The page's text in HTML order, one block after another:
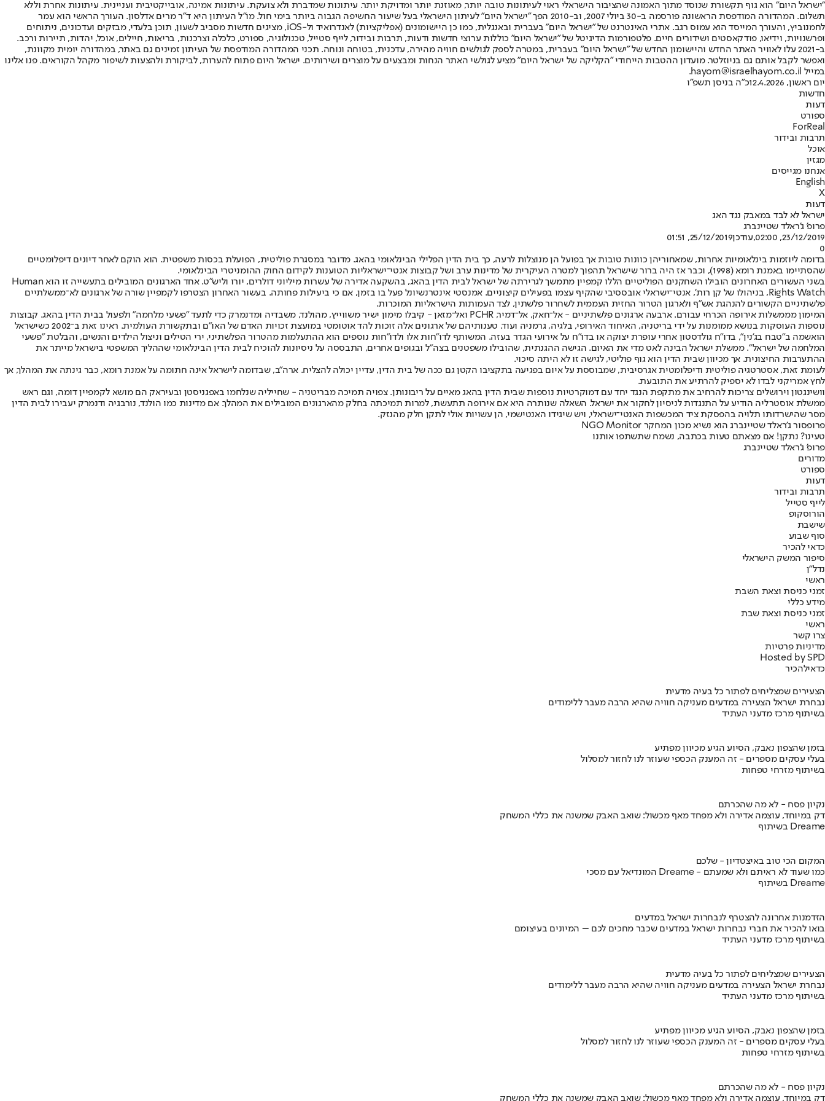
"ישראל היום" הוא גוף תקשורת שנוסד מתוך האמונה שהציבור הישראלי ראוי לעיתונות טובה יותר, מאוזנת יותר ומדויקת יותר. עיתונות שמדברת ולא צועקת. עיתונות אמינה, אובייקטיבית ועניינית. עיתונות אחרת וללא
תשלום. המהדורה המודפסת הראשונה פורסמה ב-30 ביולי 2007, וב-2010 הפך "ישראל היום" לעיתון הישראלי בעל שיעור החשיפה הגבוה ביותר בימי חול. מו"ל העיתון היא ד"ר מרים אדלסון. העורך הראשי הוא עמר
לחמנוביץ, והעורך המייסד הוא עמוס רגב. אתרי האינטרנט של "ישראל היום" בעברית ובאנגלית, כמו כן היישומונים (אפליקציות) לאנדרואיד ול-iOS, מציגים חדשות מסביב לשעון, תוכן בלעדי, מבזקים ועדכונים, ניתוחים
ופרשנויות, וידיאו, פודקאסטים ושידורים חיים. פלטפורמות הדיגיטל של "ישראל היום" כוללות ערוצי חדשות ודעות, תרבות ובידור, לייף סטייל, טכנולוגיה, ספורט, כלכלה וצרכנות, בריאות, חיילים, אוכל, יהדות, תיירות ורכב.
ב-2021 עלו לאוויר האתר החדש והיישומון החדש של "ישראל היום" בעברית, במטרה לספק לגולשים חוויה מהירה, עדכנית, בטוחה ונוחה. תכני המהדורה המודפסת של העיתון זמינים גם באתר, במהדורה יומית מקוונת,
ואפשר לקבל אותם גם בניוזלטר. מועדון ההטבות הייחודי "הקליקה של ישראל היום" מציע לגולשי האתר הנחות ומבצעים על מוצרים ושירותים. ישראל היום פתוח להערות, לביקורת ולהצעות לשיפור מקהל הקוראים. פנו אלינו
במייל hayom@israelhayom.co.il.
יום ראשון, 12.4.2026
כ"ה בניסן תשפ"ו
חדשות
דעות
ספורט
ForReal
תרבות ובידור
אוכל
מגזין
אנחנו מגייסים
English
X
דעות
ישראל לא לבד במאבק נגד האג
פרופ' ג'ראלד שטיינברג
23/12/2019, 02:00
,עודכן25/12/2019, 01:51
0
בדומה ליוזמות בינלאומיות אחרות, שמאחוריהן כוונות טובות אך בפועל הן מנוצלות לרעה, כך בית הדין הפלילי הבינלאומי בהאג. מדובר במסגרת פוליטית, הפועלת בכסות משפטית. הוא הוקם לאחר דיונים דיפלומטיים
שהסתיימו באמנת רומא (1998), וכבר אז היה ברור שישראל תהפוך למטרה העיקרית של מדינות ערב ושל קבוצות אנטי־ישראליות הטוענות לקידום החוק ההומניטרי הבינלאומי.
בשני העשורים האחרונים הובילו השחקנים הפוליטיים הללו קמפיין מתמשך לגרירתה של ישראל לבית הדין בהאג, בהשקעה אדירה של עשרות מיליוני דולרים, יורו וליש"ט. אחד הארגונים המובילים בתעשייה זו הוא Human
Rights Watch, בניהולו של קן רות', אנטי־ישראלי אובססיבי שהקיף עצמו בפעילים קיצוניים. אמנסטי אינטרנשיונל פעל בו בזמן, אם כי ביעילות פחותה. בעשור האחרון הצטרפו לקמפיין שורה של ארגונים לא־ממשלתיים
פלשתיניים הקשורים להנהגת אש"ף ולארגון הטרור החזית העממית לשחרור פלשתין, לצד העמותות הישראליות המוכרות.
המימון מממשלות אירופה הכרחי עבורם. ארבעה ארגונים פלשתיניים - אל־חאק, אל־דמיר, PCHR ואל־מזאן - קיבלו מימון ישיר משווייץ, מהולנד, משבדיה ומדנמרק כדי לתעד "פשעי מלחמה" ולפעול בבית הדין בהאג. קבוצות
נוספות העוסקות בנושא ממומנות על ידי בריטניה, האיחוד האירופי, בלגיה, גרמניה ועוד. טענותיהם של ארגונים אלה זוכות להד אוטומטי במועצת זכויות האדם של האו"ם ובתקשורת העולמית. ראינו זאת ב־2002 כשישראל
הואשמה ב"טבח בג'נין", בדו"ח גולדסטון אחרי עופרת יצוקה או בדו"ח על אירועי הגדר בעזה. המשותף לדו"חות אלו ולדו"חות נוספים הוא ההתעלמות מהטרור הפלשתיני, ירי הטילים וניצול הילדים והנשים, והבלטת "פשעי
המלחמה של ישראל". ממשלת ישראל הבינה לאט מדי את האיום. הגישה ההגנתית, שהובילו משפטנים בצה"ל ובגופים אחרים, התבססה על ניסיונות להוכיח לבית הדין הבינלאומי שההליך המשפטי בישראל מייתר את
ההתערבות החיצונית. אך מכיוון שבית הדין הוא גוף פוליטי, לגישה זו לא היתה סיכוי.
לעומת זאת, אסטרטגיה פוליטית ודיפלומטית אגרסיבית, שמבוססת על איום בפגיעה בתקציבו הקטן גם ככה של בית הדין, עדיין יכולה להצליח. ארה"ב, שבדומה לישראל אינה חתומה על אמנת רומא, כבר גינתה את המהלך, אך
לחץ אמריקני לבדו לא יספיק להרתיע את התובעת.
וושינגטון וירושלים צריכות להרחיב את מתקפת הנגד יחד עם דמוקרטיות נוספות שבית הדין בהאג מאיים על ריבונותן. צפויה תמיכה מבריטניה - שחייליה שנלחמו באפגניסטן ובעיראק הם מושא לקמפיין דומה, וגם ראש
ממשלת אוסטרליה הודיע על התנגדות לניסיון לחקור את ישראל. השאלה שנותרה היא אם אירופה תתעשת, למרות תמיכתה בחלק מהארגונים המובילים את המהלך. אם מדינות כמו הולנד, נורבגיה ודנמרק יעבירו לבית הדין
מסר שהישרדותו תלויה בהפסקת ציד המכשפות האנטי־ישראלי, ויש שיגידו האנטישמי, הן עשויות אולי לתקן חלק מהנזק.
פרופסור ג'ראלד שטיינברג הוא נשיא מכון המחקר NGO Monitor
טעינו? נתקן! אם מצאתם טעות בכתבה, נשמח שתשתפו אותנו
פרופ' ג'ראלד שטיינברג
מדורים
ספורט
דעות
תרבות ובידור
לייף סטייל
הורוסקופ
שישבת
סוף שבוע
כדאי להכיר
סיפור המשק הישראלי
נדל"ן
ראשי
זמני כניסת וצאת השבת
מידע כללי
זמני כניסת וצאת שבת
ראשי
צרו קשר
מדיניות פרטיות
Hosted by SPD
כדאילהכיר
הצעירים שמצליחים לפתור כל בעיה מדעית
נבחרת ישראל הצעירה במדעים מעניקה חוויה שהיא הרבה מעבר ללימודים
בשיתוף מרכז מדעני העתיד
בזמן שהצפון נאבק, הסיוע הגיע מכיוון מפתיע
בעלי עסקים מספרים - זה המענק הכספי שעוזר לנו לחזור למסלול
בשיתוף מזרחי טפחות
נקיון פסח - לא מה שהכרתם
דק במיוחד, עוצמה אדירה ולא מפחד מאף מכשול: שואב האבק שמשנה את כללי המשחק
בשיתוף Dreame
המקום הכי טוב באיצטדיון - שלכם
המונדיאל עם מסכי Dreame - כמו שעוד לא ראיתם ולא שמעתם
בשיתוף Dreame
הזדמנות אחרונה להצטרף לנבחרות ישראל במדעים
בואו להכיר את חברי נבחרות ישראל במדעים שכבר מחכים לכם – המיונים בעיצומם
בשיתוף מרכז מדעני העתיד
הצעירים שמצליחים לפתור כל בעיה מדעית
נבחרת ישראל הצעירה במדעים מעניקה חוויה שהיא הרבה מעבר ללימודים
בשיתוף מרכז מדעני העתיד
בזמן שהצפון נאבק, הסיוע הגיע מכיוון מפתיע
בעלי עסקים מספרים - זה המענק הכספי שעוזר לנו לחזור למסלול
בשיתוף מזרחי טפחות
נקיון פסח - לא מה שהכרתם
דק במיוחד, עוצמה אדירה ולא מפחד מאף מכשול: שואב האבק שמשנה את כללי המשחק